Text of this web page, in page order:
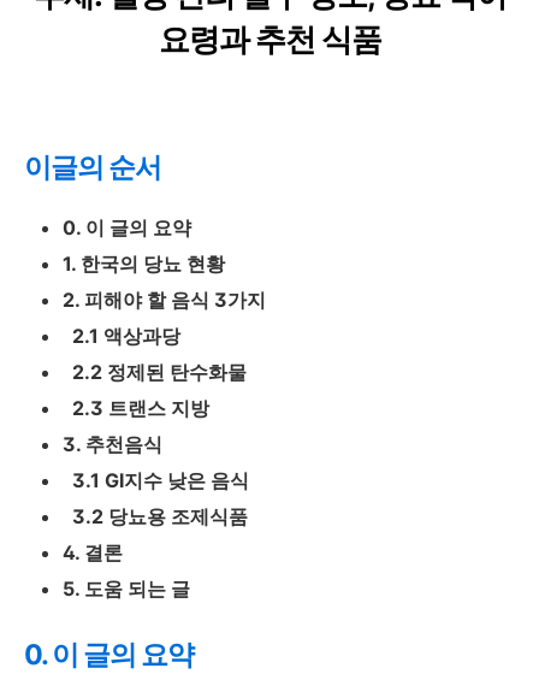
요령과 추천 식품
이글의 순서
0. 이 글의 요약
1. 한국의 당뇨 현황
2. 피해야 할 음식 3가지
2.1 액상과당
2.2 정제된 탄수화물
2.3 트랜스 지방
3. 추천음식
3.1 GI지수 낮은 음식
3.2 당뇨용 조제식품
4. 결론
5. 도움 되는 글
0. 이 글의 요약